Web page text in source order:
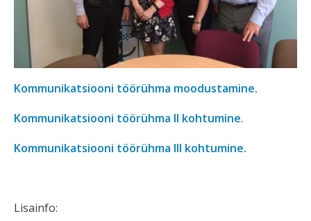
Kommunikatsiooni töörühma moodustamine.
Kommunikatsiooni töörühma II kohtumine.
Kommunikatsiooni töörühma III kohtumine.
Lisainfo: